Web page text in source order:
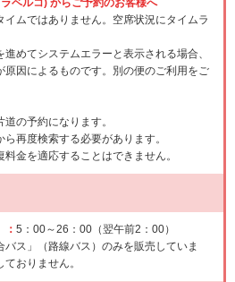
ベルコ) からご予約のお客様へ
イムではありません。空席状況にタイムラ
めてシステムエラーと表示される場合、
原因によるものです。別の便のご利用をご
の予約になります。
再度検索する必要があります。
金を適応することはできません。
： 5：00～26：00（翌午前2：00）
ス」（路線バス）のみを販売していま
おりません。